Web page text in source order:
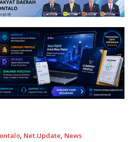
, Net.Update, News